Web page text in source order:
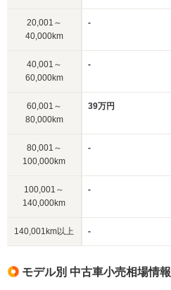
20,001～
40,000km
-
40,001～
60,000km
-
60,001～
80,000km
39万円
80,001～
100,000km
-
100,001～
140,000km
-
140,001km以上 -
モデル別 中古車小売相場情報